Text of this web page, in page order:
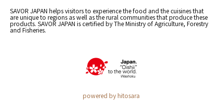
SAVOR JAPAN helps visitors to experience the food and the cuisines that
are unique to regions as well as the rural communities that produce these
products. SAVOR JAPAN is certified by The Ministry of Agriculture, Forestry
and Fisheries.
powered by hitosara